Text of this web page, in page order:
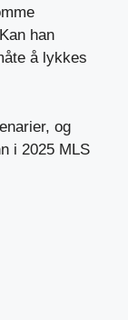
han
å lykkes
og
i 2025 MLS